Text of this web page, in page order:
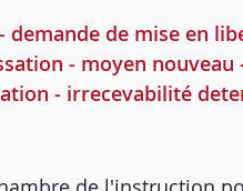
demande de mise en
- moyen nouveau
- irrecevabilité